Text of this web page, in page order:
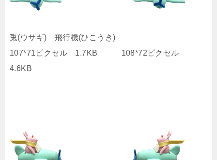
兎(ウサギ) 飛行機(ひこうき)
107*71ピクセル 1.7KB 108*72ピクセル
4.6KB